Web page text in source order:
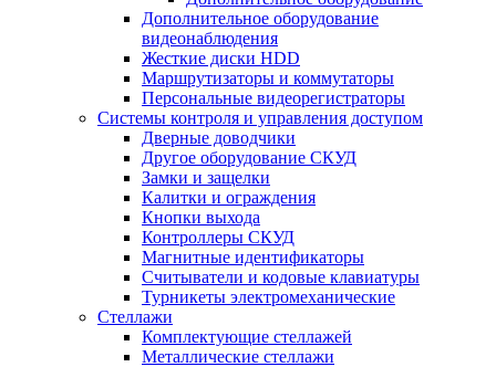
Дополнительное оборудование
видеонаблюдения
Жесткие диски HDD
Маршрутизаторы и коммутаторы
Персональные видеорегистраторы
Системы контроля и управления доступом
Дверные доводчики
Другое оборудование СКУД
Замки и защелки
Калитки и ограждения
Кнопки выхода
Контроллеры СКУД
Магнитные идентификаторы
Считыватели и кодовые клавиатуры
Турникеты электромеханические
Стеллажи
Комплектующие стеллажей
Металлические стеллажи